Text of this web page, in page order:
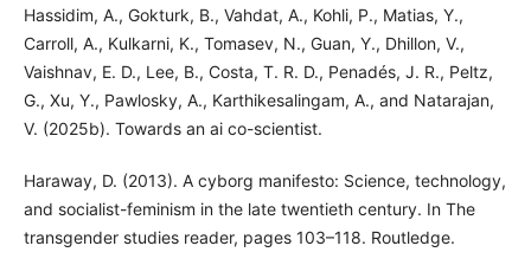
Hassidim, A., Gokturk, B., Vahdat, A., Kohli, P., Matias, Y.,
Carroll, A., Kulkarni, K., Tomasev, N., Guan, Y., Dhillon, V.,
Vaishnav, E. D., Lee, B., Costa, T. R. D., Penadés, J. R., Peltz,
G., Xu, Y., Pawlosky, A., Karthikesalingam, A., and Natarajan,
V. (2025b). Towards an ai co-scientist.
Haraway, D. (2013). A cyborg manifesto: Science, technology,
and socialist-feminism in the late twentieth century. In The
transgender studies reader, pages 103–118. Routledge.